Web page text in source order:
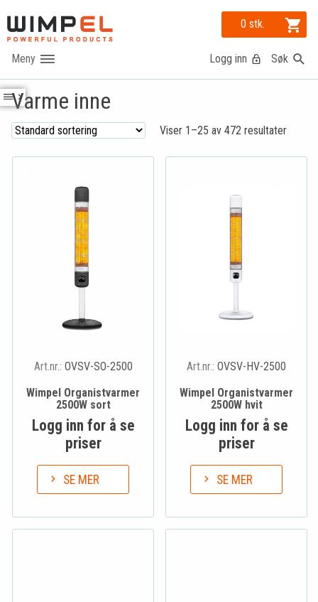
Søk
0 stk.
Logg inn
Varme inne
Viser 1–25 av 472 resultater
Art.nr.: OVSV-SO-2500
Wimpel Organistvarmer
2500W sort
Logg inn for å se
priser
SE MER
Art.nr.: OVSV-HV-2500
Wimpel Organistvarmer
2500W hvit
Logg inn for å se
priser
SE MER